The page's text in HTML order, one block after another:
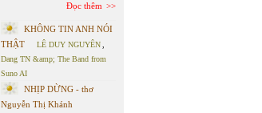
Đọc thêm
KHÔNG TIN ANH NÓI
THẬT
LÊ DUY NGUYÊN
Dang TN &amp; The Band from
Suno AI
NHỊP DỪNG - thơ
Nguyễn Thị Khánh